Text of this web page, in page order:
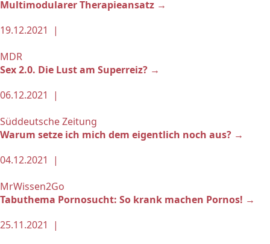
Multimodularer Therapieansatz →
19.12.2021 |
MDR
Sex 2.0. Die Lust am Superreiz? →
06.12.2021 |
Süddeutsche Zeitung
Warum setze ich mich dem eigentlich noch aus? →
04.12.2021 |
MrWissen2Go
Tabuthema Pornosucht: So krank machen Pornos! →
25.11.2021 |